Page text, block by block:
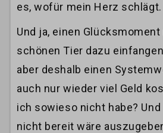
es, wofür mein Herz schlägt.
Und ja, einen
schönen Tier dazu
aber deshalb einen
auch nur wieder viel Geld
ich sowieso nicht habe?
nicht bereit wäre